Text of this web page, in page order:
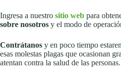
Ingresa a nuestro sitio web para
sobre nosotros y el modo de
Contrátanos y en poco tiempo
esas molestas plagas que ocasionan
atentan contra la salud de las personas.